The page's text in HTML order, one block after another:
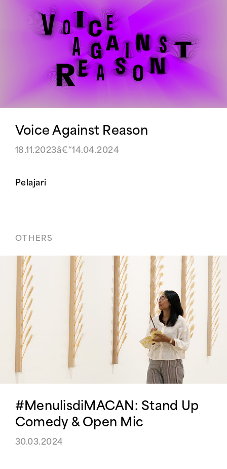
Voice Against Reason
18.11.2023â€“14.04.2024
Pelajari
OTHERS
#MenulisdiMACAN: Stand Up
Comedy & Open Mic
30.03.2024